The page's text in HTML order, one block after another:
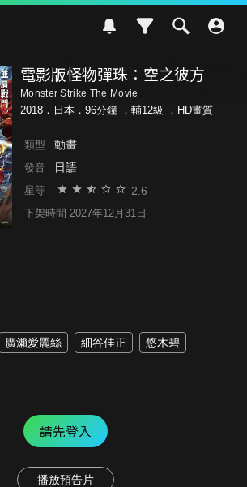
電影版怪物彈珠：空之彼方
Monster Strike The Movie
2018．日本．96分鐘 ． 輔12級 ．HD畫質
類型 動畫
發音 日語
星等 2.6
下架時間 2027年12月31日
廣瀨愛麗絲 細谷佳正
悠木碧
請先登入
播放預告片